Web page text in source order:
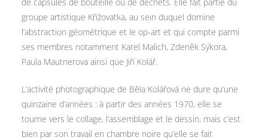
groupe artistique Křižovatka, au sein duquel domine
l’abstraction géométrique et le op-art et qui compte parmi
ses membres notamment Karel Malich, Zdeněk Sýkora,
Paula Mautnerova ainsi que Jiří Kolář.
L’activité photographique de Běla Kolářová ne dure qu’une
quinzaine d’années : à partir des années 1970, elle se
tourne vers le collage, l’assemblage et le dessin, mais c’est
bien par son travail en chambre noire qu’elle se fait